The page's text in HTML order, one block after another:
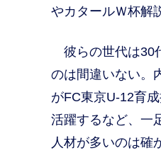
やカタールＷ杯解
彼らの世代は30
のは間違いない。
がFC東京U-12育
活躍するなど、一
人材が多いのは確